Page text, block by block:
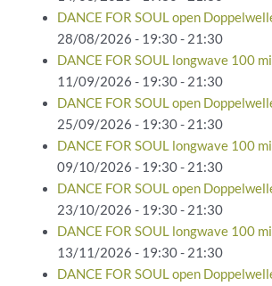
DANCE FOR SOUL open
28/08/2026 - 19:30 - 21:30
DANCE FOR SOUL longwave 100
11/09/2026 - 19:30 - 21:30
DANCE FOR SOUL open
25/09/2026 - 19:30 - 21:30
DANCE FOR SOUL longwave 100
09/10/2026 - 19:30 - 21:30
DANCE FOR SOUL open
23/10/2026 - 19:30 - 21:30
DANCE FOR SOUL longwave 100
13/11/2026 - 19:30 - 21:30
DANCE FOR SOUL open